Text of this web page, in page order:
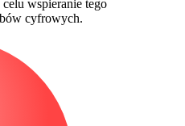
wspieranie tego
cyfrowych.